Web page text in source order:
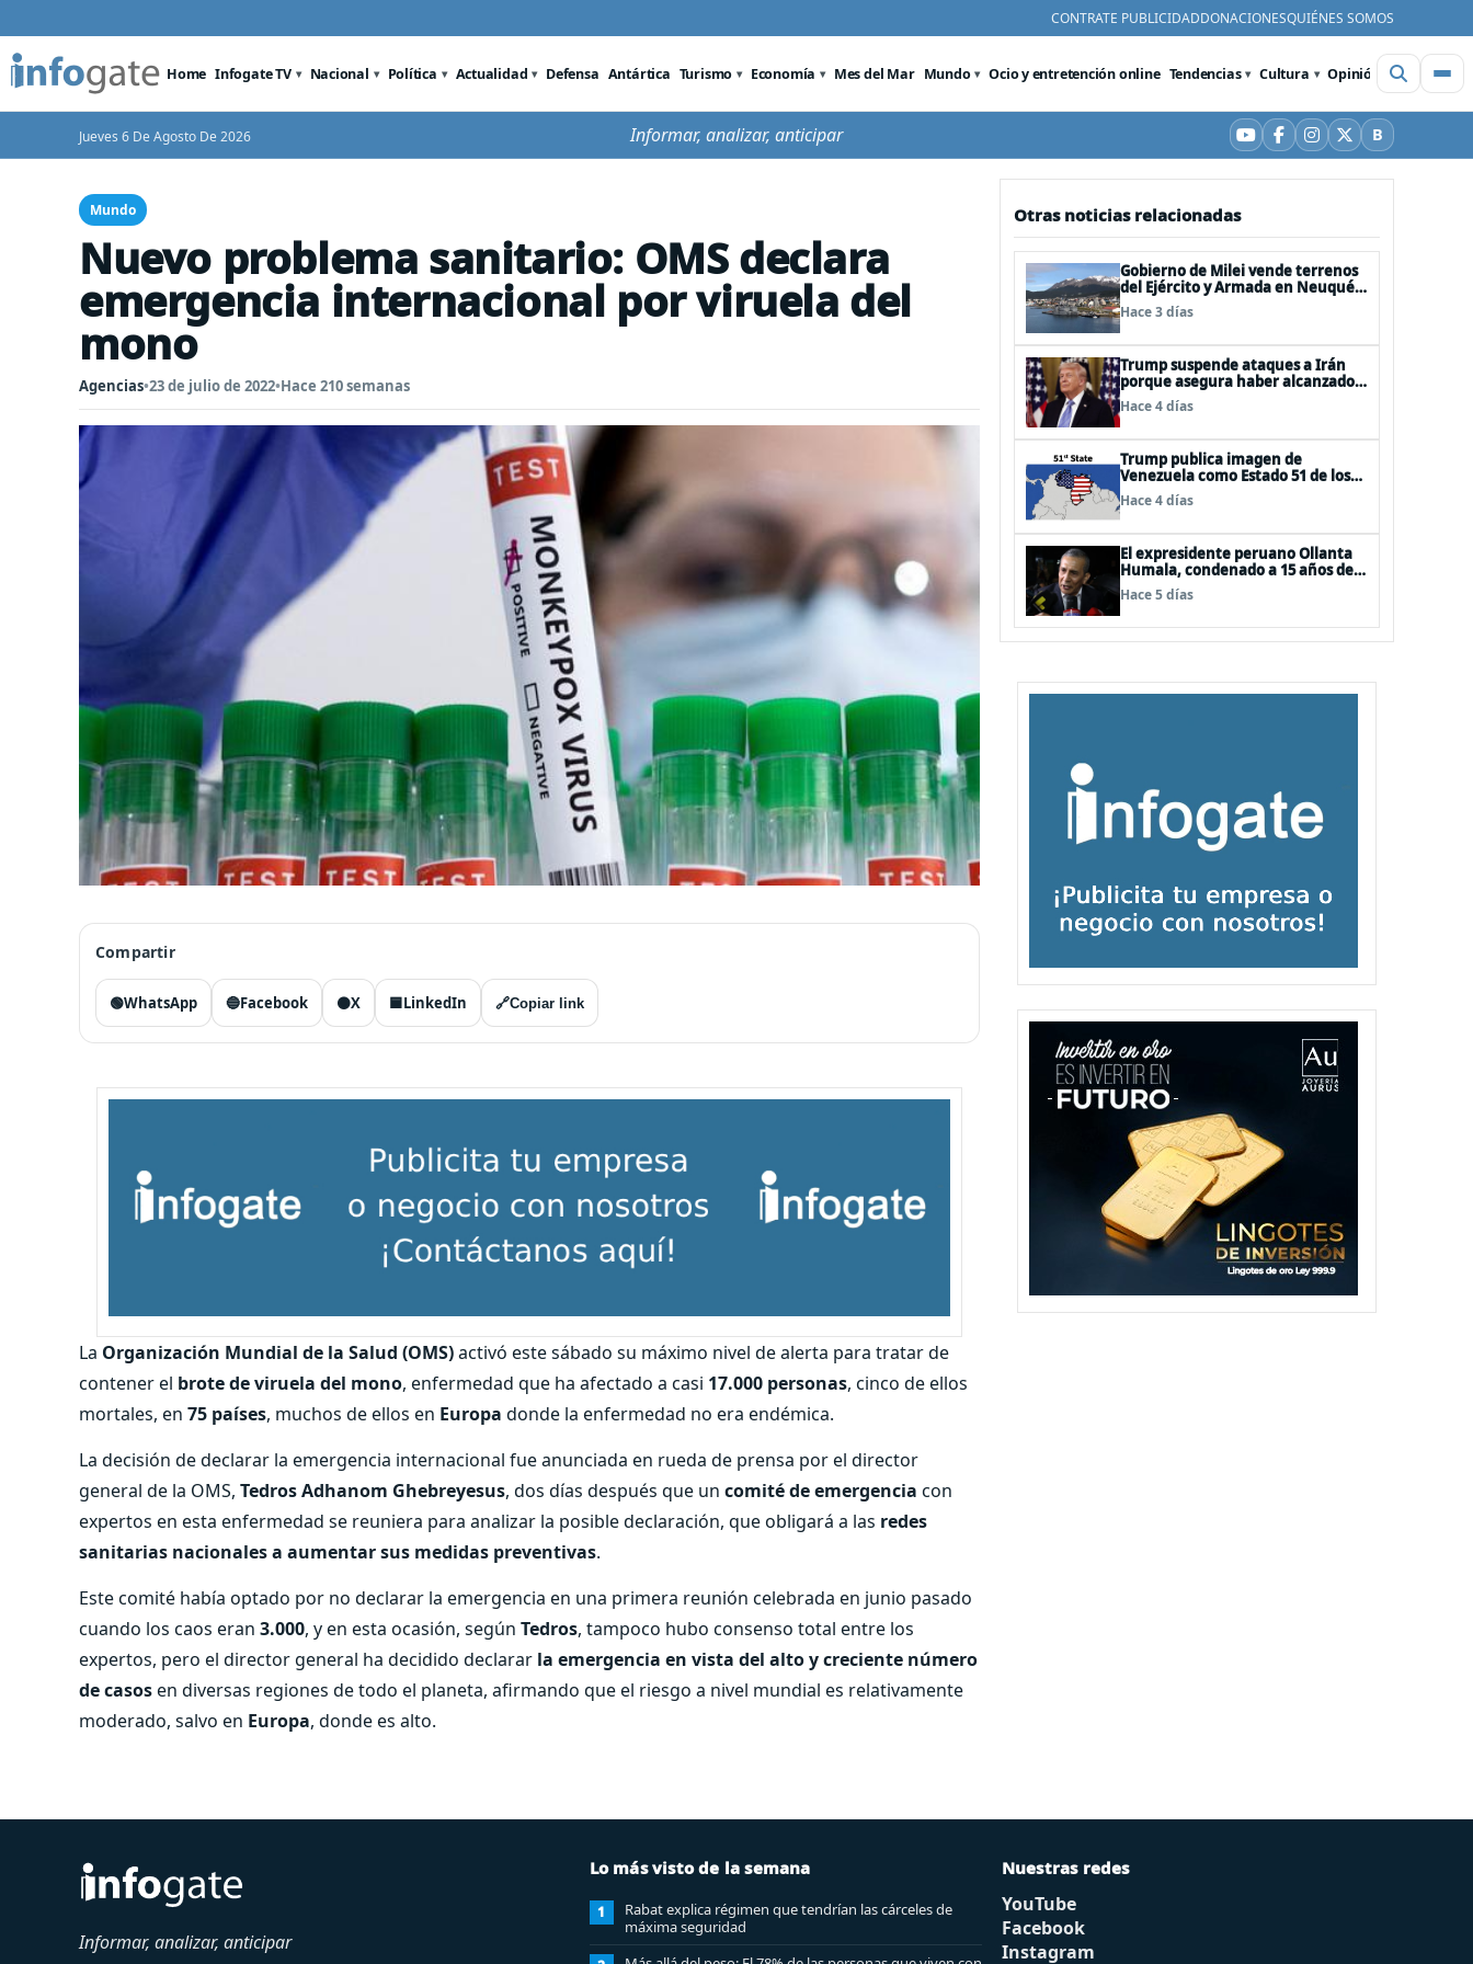
CONTRATE PUBLICIDADDONACIONESQUIÉNES SOMOS
Home Infogate TV Nacional Política Actualidad Defensa Antártica Turismo Economía Mes del Mar Mundo Ocio y entretención online Tendencias Cultura Opinión Videos
Jueves 6 De Agosto De 2026 Informar, analizar, anticipar YouTube
Facebook
Instagram
X BBluesky
Mundo
Nuevo problema sanitario: OMS declara
emergencia internacional por viruela del
mono
Agencias•23 de julio de 2022•Hace 210 semanas
Compartir
🟢WhatsApp 🔵Facebook ⚫X 🟦LinkedIn 🔗Copiar link
La Organización Mundial de la Salud (OMS)activó este sábado su máximo nivel de alerta para tratar de
contener el brote de viruela del mono, enfermedad que ha afectado a casi 17.000 personas, cinco de ellos
mortales, en 75 países, muchos de ellos en Europa donde la enfermedad no era endémica.
La decisión de declarar la emergencia internacional fue anunciada en rueda de prensa por el director
general de la OMS, Tedros Adhanom Ghebreyesus, dos días después que un comité de emergencia con
expertos en esta enfermedad se reuniera para analizar la posible declaración, que obligará a las redes
sanitarias nacionales a aumentar sus medidas preventivas.
Este comité había optado por no declarar la emergencia en una primera reunión celebrada en junio pasado
cuando los caos eran 3.000, y en esta ocasión, según Tedros, tampoco hubo consenso total entre los
expertos, pero el director general ha decidido declarar la emergencia en vista del alto y creciente número
de casosen diversas regiones de todo el planeta, afirmando que el riesgo a nivel mundial es relativamente
moderado, salvo en Europa, donde es alto.
Otras noticias relacionadas
Gobierno de Milei vende terrenos
del Ejército y Armada en Neuquén
y Ushuaia
Hace 3 días
Trump suspende ataques a Irán
porque asegura haber alcanzado
«las bases de un acuerdo»
Hace 4 días
Trump publica imagen de
Venezuela como Estado 51 de los
EEUU
Hace 4 días
El expresidente peruano Ollanta
Humala, condenado a 15 años de
cárcel, sale libre al anularse su
caso
Hace 5 días
Informar, analizar, anticipar
Lo más visto de la semana
1
Rabat explica régimen que tendrían las cárceles de
máxima seguridad
Nuestras redes
YouTube
Facebook
Instagram